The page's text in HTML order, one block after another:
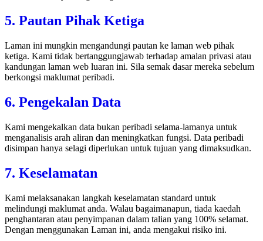
5. Pautan Pihak Ketiga
Laman ini mungkin mengandungi pautan ke laman web pihak
ketiga. Kami tidak bertanggungjawab terhadap amalan privasi atau
kandungan laman web luaran ini. Sila semak dasar mereka sebelum
berkongsi maklumat peribadi.
6. Pengekalan Data
Kami mengekalkan data bukan peribadi selama-lamanya untuk
menganalisis arah aliran dan meningkatkan fungsi. Data peribadi
disimpan hanya selagi diperlukan untuk tujuan yang dimaksudkan.
7. Keselamatan
Kami melaksanakan langkah keselamatan standard untuk
melindungi maklumat anda. Walau bagaimanapun, tiada kaedah
penghantaran atau penyimpanan dalam talian yang 100% selamat.
Dengan menggunakan Laman ini, anda mengakui risiko ini.